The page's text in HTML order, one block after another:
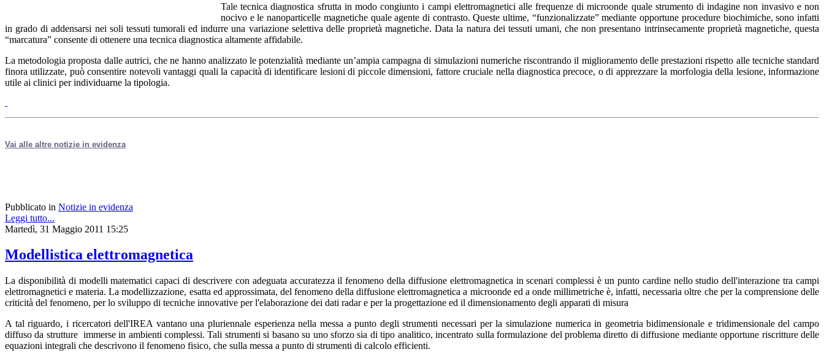
Tale tecnica diagnostica sfrutta in modo congiunto i campi elettromagnetici alle frequenze di microonde quale strumento di indagine non invasivo e non
nocivo e le nanoparticelle magnetiche quale agente di contrasto. Queste ultime, “funzionalizzate” mediante opportune procedure biochimiche, sono infatti
in grado di addensarsi nei soli tessuti tumorali ed indurre una variazione selettiva delle proprietà magnetiche. Data la natura dei tessuti umani, che non presentano intrinsecamente proprietà magnetiche, questa
“marcatura” consente di ottenere una tecnica diagnostica altamente affidabile.
La metodologia proposta dalle autrici, che ne hanno analizzato le potenzialità mediante un’ampia campagna di simulazioni numeriche riscontrando il miglioramento delle prestazioni rispetto alle tecniche standard
finora utilizzate, può consentire notevoli vantaggi quali la capacità di identificare lesioni di piccole dimensioni, fattore cruciale nella diagnostica precoce, o di apprezzare la morfologia della lesione, informazione
utile ai clinici per individuarne la tipologia.
Vai alle altre notizie in evidenza
Pubblicato in Notizie in evidenza
Leggi tutto...
Martedì, 31 Maggio 2011 15:25
Modellistica elettromagnetica
La disponibilità di modelli matematici capaci di descrivere con adeguata accuratezza il fenomeno della diffusione elettromagnetica in scenari complessi è un punto cardine nello studio dell'interazione tra campi
elettromagnetici e materia. La modellizzazione, esatta ed approssimata, del fenomeno della diffusione elettromagnetica a microonde ed a onde millimetriche è, infatti, necessaria oltre che per la comprensione delle
criticità del fenomeno, per lo sviluppo di tecniche innovative per l'elaborazione dei dati radar e per la progettazione ed il dimensionamento degli apparati di misura
A tal riguardo, i ricercatori dell'IREA vantano una pluriennale esperienza nella messa a punto degli strumenti necessari per la simulazione numerica in geometria bidimensionale e tridimensionale del campo
diffuso da strutture immerse in ambienti complessi. Tali strumenti si basano su uno sforzo sia di tipo analitico, incentrato sulla formulazione del problema diretto di diffusione mediante opportune riscritture delle
equazioni integrali che descrivono il fenomeno fisico, che sulla messa a punto di strumenti di calcolo efficienti.